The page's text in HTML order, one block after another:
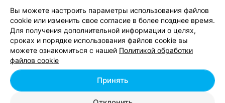
Связаться по вопросам сотрудничества
Написать руководителю relax.by
Персональные настройки cookie
Обработка персональных данных
© 2026 ООО «Артокс Лаб», УНП 191700409, регистрирующий орган -
| 220012, Республика Беларусь, г. Минск,
Вы можете настроить параметры использования файлов
cookie или изменить свое согласие в более позднее время.
Для получения дополнительной информации о целях,
сроках и порядке использования файлов cookie вы
можете ознакомиться с нашей Политикой обработки
файлов cookie
Принять